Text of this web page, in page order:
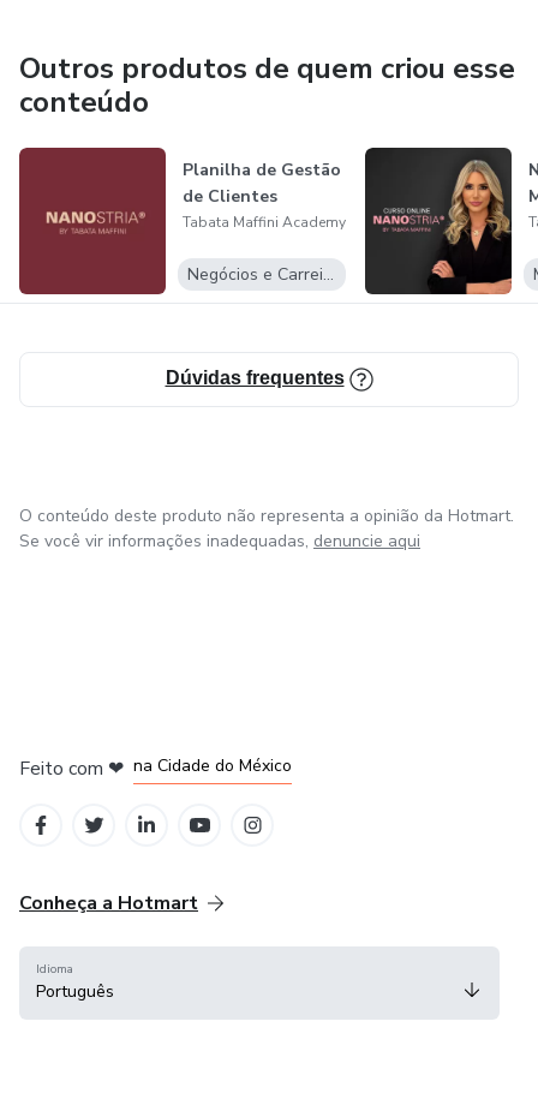
conquista, agora todos os nossos cursos da nossa
academia são reconhecidos pelo Ministério da Educação
como extensões universitárias.
E você pode fazer parte dessa história!
Outros produtos de quem criou esse
conteúdo
Planilha de Gestão
de Clientes
Tabata Maffini Academy
Negócios e Carreira
Dúvidas frequentes
O conteúdo deste produto não representa a opinião da Hotmart.
Se você vir informações inadequadas, denuncie aqui
Feito com ❤ na Cidade do México
Conheça a Hotmart
Idioma
Português